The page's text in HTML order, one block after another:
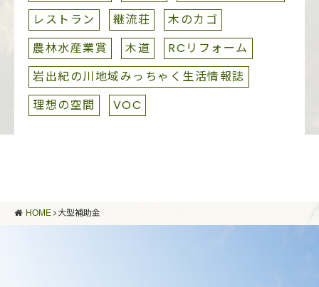
レストラン
継流荘
木のカゴ
農林水産業賞
木道
RCリフォーム
岩出紀の川地域みっちゃく生活情報誌
理想の空間
VOC
HOME 大型補助金